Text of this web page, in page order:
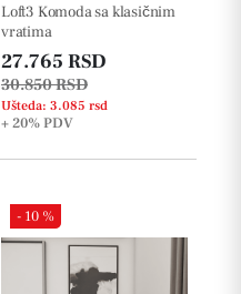
Loft3 Komoda sa klasičnim
vratima
27.765 RSD
30.850 RSD
Ušteda: 3.085 rsd
+ 20%PDV
- 10 %